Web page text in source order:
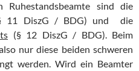
Ruhestandsbeamte sind die
DiszG / BDG) und die
(§ 12 DiszG / BDG). Beim
nur diese beiden schweren
werden. Wird ein Beamter